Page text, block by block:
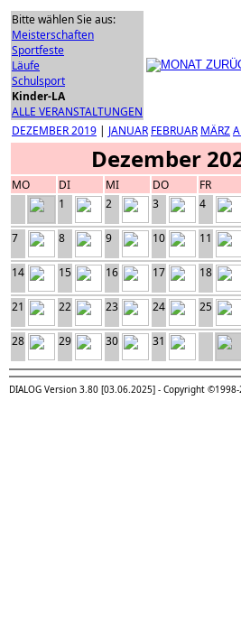
Bitte wählen Sie aus:
Meisterschaften
Sportfeste
Läufe
Schulsport
Kinder-LA
ALLE VERANSTALTUNGEN
DEZEMBER 2019 | JANUAR FEBRUAR MÄRZ
Dezember
MO DI MI DO FR
1
2 3 4
7 8 9 10 11
14 15 16 17 18
21 22 23 24 25
28 29 30 31
DIALOG Version 3.80 [03.06.2025] - Copyright ©1998-